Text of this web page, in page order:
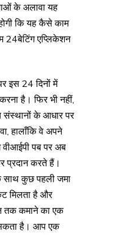
के अलावा यह
कि यह कैसे काम
24बेटिंग एप्लिकेशन
इस 24 दिनों में
है। फिर भी नहीं,
संस्थानों के आधार पर
हालाँकि वे अपने
पब पर अब
प्रदान करते हैं।
साथ कुछ पहली जमा
मिलता है और
तक कमाने का एक
है। आप एक